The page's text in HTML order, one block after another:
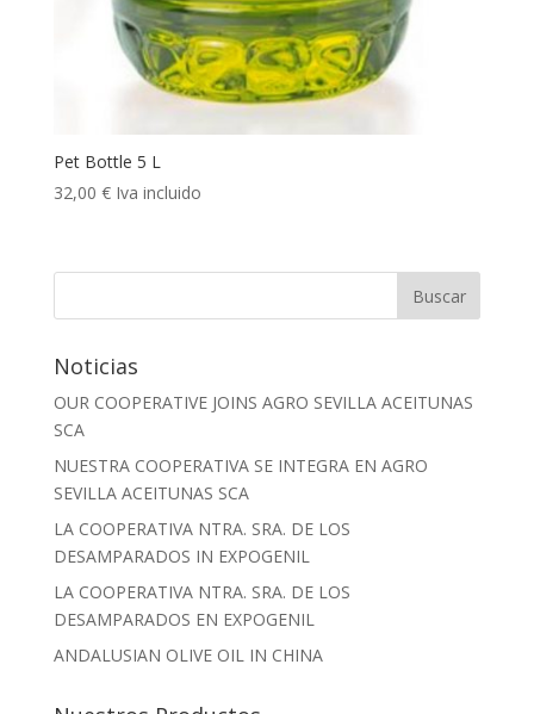
Pet Bottle 5 L
32,00 € Iva incluido
Noticias
OUR COOPERATIVE JOINS AGRO SEVILLA ACEITUNAS
SCA
NUESTRA COOPERATIVA SE INTEGRA EN AGRO
SEVILLA ACEITUNAS SCA
LA COOPERATIVA NTRA. SRA. DE LOS
DESAMPARADOS IN EXPOGENIL
LA COOPERATIVA NTRA. SRA. DE LOS
DESAMPARADOS EN EXPOGENIL
ANDALUSIAN OLIVE OIL IN CHINA